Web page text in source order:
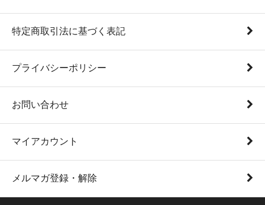
特定商取引法に基づく表記
プライバシーポリシー
お問い合わせ
マイアカウント
メルマガ登録・解除